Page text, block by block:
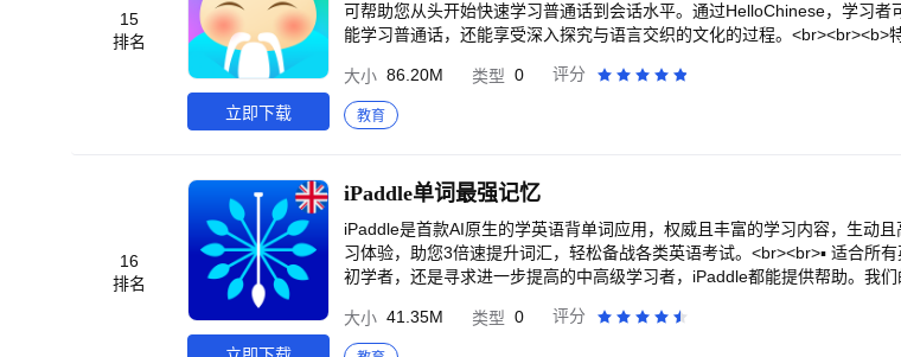
15
排名
立即下载
可帮助您从头开始快速学习普通话到会话水平。通过HelloChinese，学习
能学习普通话，还能享受深入探究与语言交织的文化的过程。<br><br><b>
进行现实生活中的实用对话。<br>◉ 超过 2,000 个视频 - 全部由地道的中
创新自适应学习游戏。<br>◉ 语音识别可纠正您的发音，让说中文变得轻
手写体。<br>◉ 基于HSK级别的系统课程。<br>◉ 为新手精心设计的拼音
互联网。<br>◉ 跨多个设备跟踪学习进度。<br><br>有了这些工具，没有
流利之路吧！<br><br><br>脸书：https://www.facebook.com/
ese.cc/privacy.html<br>使用条款：http://www.hellochinese.cc/
随时通过 premium@hellochinese.cc 联系我们。
大小 86.20M 类型 0 评分
教育
16
排名
iPaddle单词最强记忆
iPaddle是首款AI原生的学英语背单词应用，权威且丰富的学习内容，生动
习体验，助您3倍速提升词汇，轻松备战各类英语考试。<br><br>▪ 适合所有英语学习者🎓：无论您是刚开始学英语的
初学者，还是寻求进一步提高的中高级学习者，iPaddle都能提供帮助。我
词。这种方法不仅帮助您养成每日学习新单词的习惯，还能显著提高您的词
0%的时间。🕒<br><br>▪ 丰富的教学内容📚：iPaddle提供超过60,000个词条的权威而丰富的语言内容，配合真人发
大小 41.35M 类型 0 评分